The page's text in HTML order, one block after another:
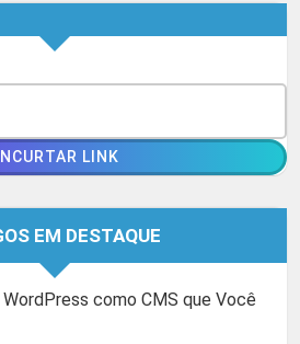
EM DESTAQUE
como CMS que Você